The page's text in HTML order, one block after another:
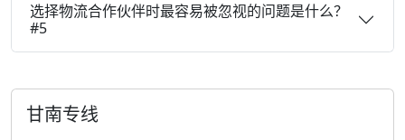
选择物流合作伙伴时最容易被忽视的问题是什么？
#5
甘南专线